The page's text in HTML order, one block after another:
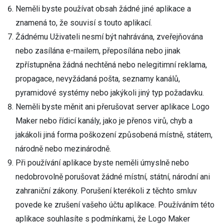
Neměli byste používat obsah žádné jiné aplikace a
znamená to, že souvisí s touto aplikací.
Žádnému Uživateli nesmí být nahrávána, zveřejňována
nebo zasílána e-mailem, přeposílána nebo jinak
zpřístupněna žádná nechtěná nebo nelegitimní reklama,
propagace, nevyžádaná pošta, seznamy kanálů,
pyramidové systémy nebo jakýkoli jiný typ požadavku.
Neměli byste měnit ani přerušovat server aplikace Logo
Maker nebo řídicí kanály, jako je přenos virů, chyb a
jakákoli jiná forma poškození způsobená místně, státem,
národně nebo mezinárodně.
Při používání aplikace byste neměli úmyslně nebo
nedobrovolně porušovat žádné místní, státní, národní ani
zahraniční zákony. Porušení kterékoli z těchto smluv
povede ke zrušení vašeho účtu aplikace. Používáním této
aplikace souhlasíte s podmínkami, že Logo Maker